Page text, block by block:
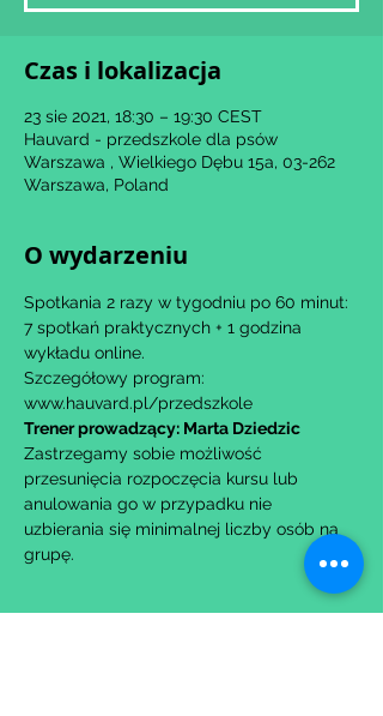
Czas i lokalizacja
23 sie 2021, 18:30 – 19:30 CEST
Hauvard - przedszkole dla psów
Warszawa , Wielkiego Dębu 15a, 03-262
Warszawa, Poland
O wydarzeniu
Spotkania 2 razy w tygodniu po 60 minut:
7 spotkań praktycznych + 1 godzina
wykładu online.
Szczegółowy program:
www.hauvard.pl/przedszkole
Trener prowadzący: Marta Dziedzic
Zastrzegamy sobie możliwość
przesunięcia rozpoczęcia kursu lub
anulowania go w przypadku nie
uzbierania się minimalnej liczby osób na
grupę.